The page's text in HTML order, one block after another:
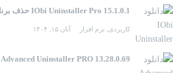
IObi Uninstaller Pro 15.1.0.1 حذف برنامه ها
کاربردی نرم افزار آبان ۱۵, ۱۴۰۴
Advanced Uninstaller PRO 13.28.0.69 حذف برنامه ها